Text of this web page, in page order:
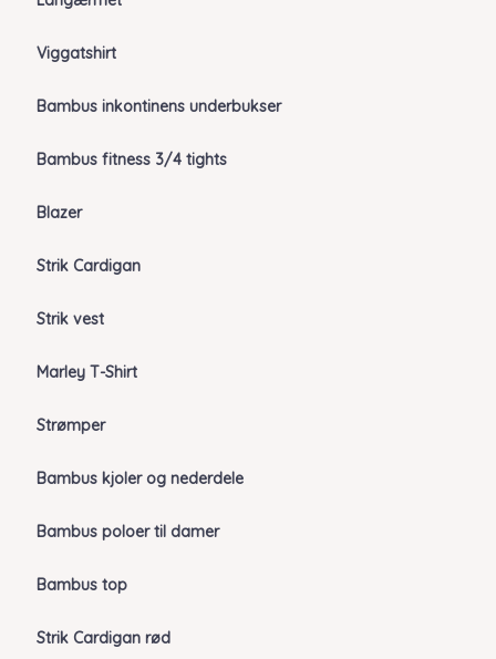
Viggatshirt
Bambus inkontinens underbukser
Bambus fitness 3/4 tights
Blazer
Strik Cardigan
Strik vest
Marley T-Shirt
Strømper
Bambus kjoler og nederdele
Bambus poloer til damer
Bambus top
Strik Cardigan rød